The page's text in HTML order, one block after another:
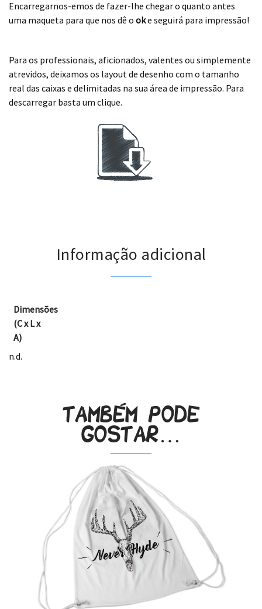
Encarregarnos-emos de fazer-lhe chegar o quanto antes
uma maqueta para que nos dê o oke seguirá para impressão!
Para os professionais, aficionados, valentes ou simplemente
atrevidos, deixamos os layout de desenho com o tamanho
real das caixas e delimitadas na sua área de impressão. Para
descarregar basta um clique.
Informação adicional
Dimensões
(C x L x
A)
n.d.
Também pode
gostar…